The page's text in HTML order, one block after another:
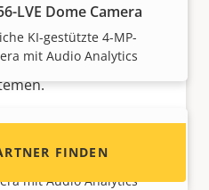
LVE Dome Camera
KI-gestützte 4-MP-
mit Audio Analytics
KI-gestützte 8-MP-
mit Audio Analytics
werden? Hier
für
Produkten und
FINDEN